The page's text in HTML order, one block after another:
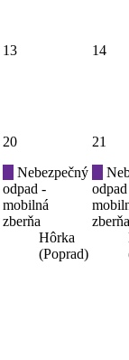
13 14
20
Nebezpečný
odpad -
mobilná
zberňa
Hôrka
(Poprad)
21
zberňa